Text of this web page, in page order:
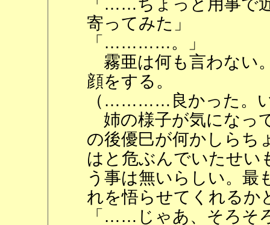
「……ちょっと用事で
寄ってみた」
「…………。」
霧亜は何も言わない
顔をする。
（…………良かった。
姉の様子が気になっ
の後優巳が何かしらち
はと危ぶんでいたせい
う事は無いらしい。最
れを悟らせてくれるか
「……じゃあ、そろそ